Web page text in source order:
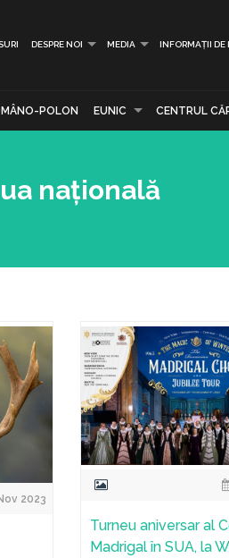
DESPRE NOI MEDIA INFORMAȚII DE
POLON EUNIC CENTRUL
națională
2023
Turneu aniversar al
Madrigal în SUA, la